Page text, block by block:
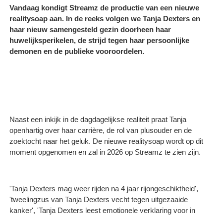
Vandaag kondigt Streamz de productie van een nieuwe
realitysoap aan. In de reeks volgen we Tanja Dexters en
haar nieuw samengesteld gezin doorheen haar
huwelijksperikelen, de strijd tegen haar persoonlijke
demonen en de publieke vooroordelen.
Naast een inkijk in de dagdagelijkse realiteit praat Tanja
openhartig over haar carrière, de rol van plusouder en de
zoektocht naar het geluk. De nieuwe realitysoap wordt op dit
moment opgenomen en zal in 2026 op Streamz te zien zijn.
'Tanja Dexters mag weer rijden na 4 jaar rijongeschiktheid',
'tweelingzus van Tanja Dexters vecht tegen uitgezaaide
kanker', 'Tanja Dexters leest emotionele verklaring voor in